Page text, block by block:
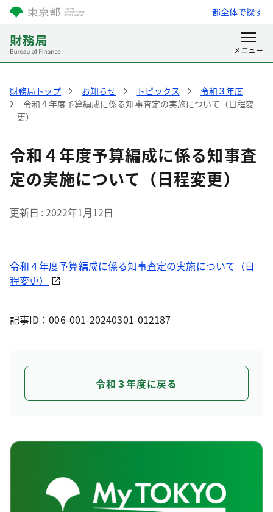
都全体で探す
財務局トップ お知らせ トピックス
令和３年度
令和４年度予算編成に係る知事査定の実施について（日程変
更）
令和４年度予算編成に係る知事査
定の実施について（日程変更）
更新日 2022年1月12日
令和４年度予算編成に係る知事査定の実施について（日
程変更）
記事ID：006-001-20240301-012187
令和３年度に戻る